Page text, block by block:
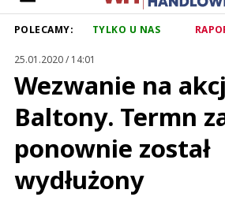
POLECAMY: TYLKO U NAS
25.01.2020 / 14:01
Wezwanie na
Baltony. Termn
ponownie został
wydłużony